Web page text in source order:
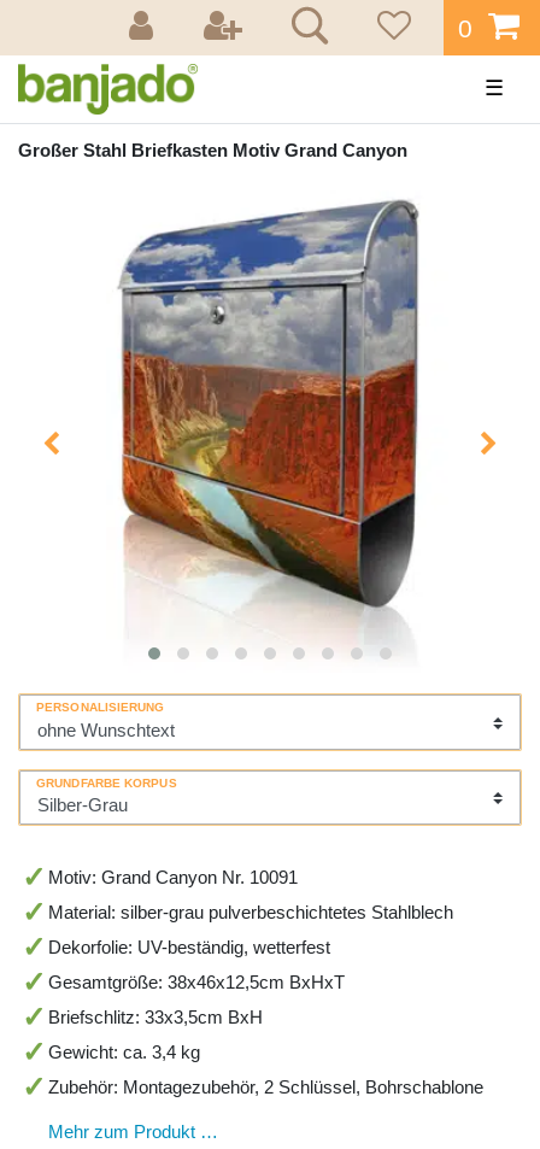
0
☰
Großer Stahl Briefkasten Motiv Grand Canyon
PERSONALISIERUNG
GRUNDFARBE KORPUS
Motiv: Grand Canyon Nr. 10091
Material: silber-grau pulverbeschichtetes Stahlblech
Dekorfolie: UV-beständig, wetterfest
Gesamtgröße: 38x46x12,5cm BxHxT
Briefschlitz: 33x3,5cm BxH
Gewicht: ca. 3,4 kg
Zubehör: Montagezubehör, 2 Schlüssel, Bohrschablone
Mehr zum Produkt …